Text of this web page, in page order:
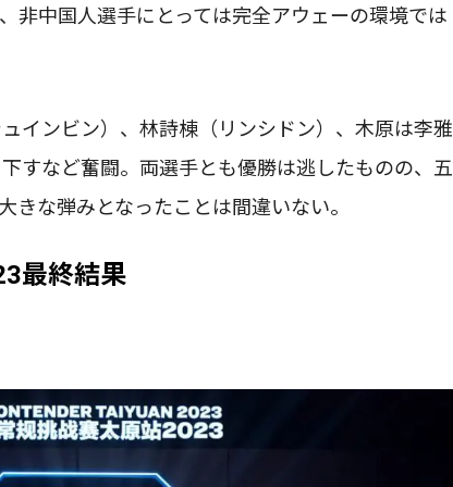
非中国人選手にとっては完全アウェーの環境では
インビン）、林詩棟（リンシドン）、木原は李雅
すなど奮闘。両選手とも優勝は逃したものの、五
きな弾みとなったことは間違いない。
最終結果